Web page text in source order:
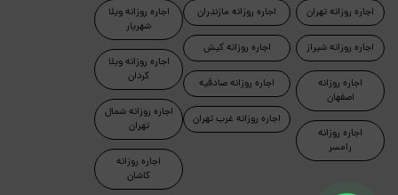
اجاره روزانه تهران
اجاره روزانه شیراز
اجاره روزانه
اصفهان
اجاره روزانه
رامسر
اجاره روزانه مازندران
اجاره روزانه کیش
اجاره روزانه صادقیه
اجاره روزانه غرب تهران
اجاره روزانه ویلا
شهریار
اجاره روزانه ویلا
کردان
اجاره روزانه شمال
تهران
اجاره روزانه
کاشان